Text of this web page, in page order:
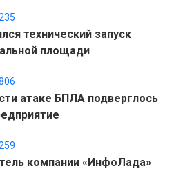
технический запуск
площади
атаке БПЛА подверглось
компании «ИнфоЛада»